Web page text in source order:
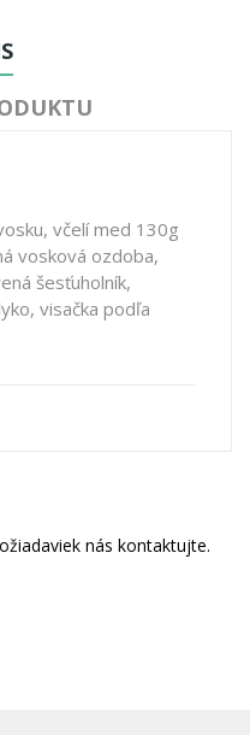
včelí med 130g
vosková ozdoba,
šesťuholník,
visačka podľa
nás kontaktujte.